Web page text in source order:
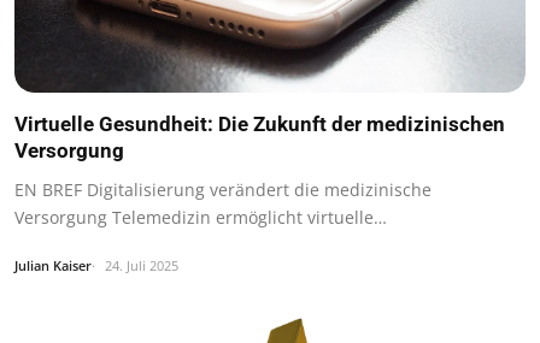
Virtuelle Gesundheit: Die Zukunft der medizinischen
Versorgung
EN BREF Digitalisierung verändert die medizinische
Versorgung Telemedizin ermöglicht virtuelle…
Julian Kaiser 24. Juli 2025